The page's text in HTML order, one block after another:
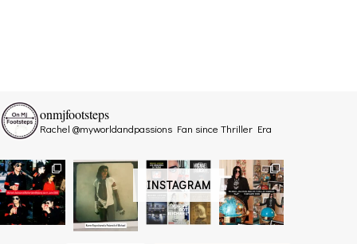
INSTAGRAM
onmjfootsteps
Rachel @myworldandpassions Fan since Thriller Era